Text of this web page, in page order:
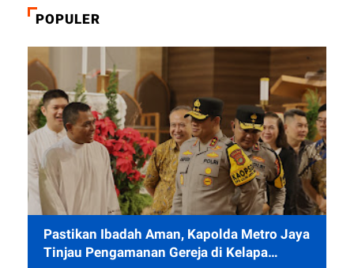
POPULER
Pastikan Ibadah Aman, Kapolda Metro Jaya
Tinjau Pengamanan Gereja di Kelapa